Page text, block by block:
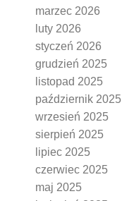
marzec 2026
luty 2026
styczeń 2026
grudzień 2025
listopad 2025
październik 2025
wrzesień 2025
sierpień 2025
lipiec 2025
czerwiec 2025
maj 2025